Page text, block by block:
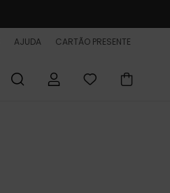
AJUDA CARTÃO PRESENTE